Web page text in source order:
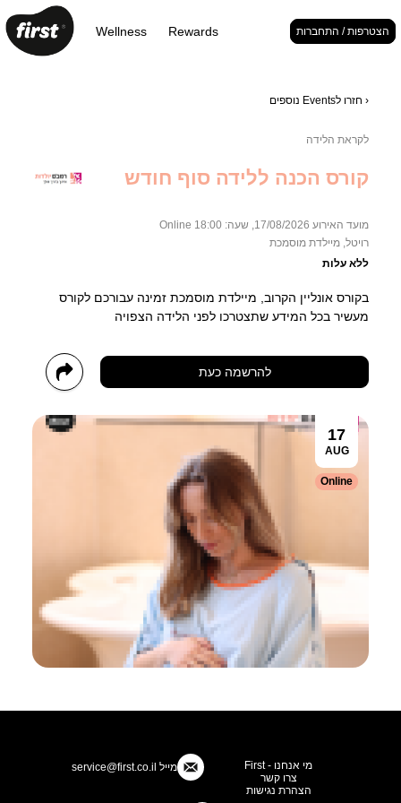
הצטרפות / התחברות Rewards
Wellness
‹ חזרו לEvents נוספים
לקראת הלידה
קורס הכנה ללידה סוף חודש
מועד האירוע 17/08/2026, שעה: 18:00
Online
רויטל, מיילדת מוסמכת
ללא עלות
בקורס אונליין הקרוב, מיילדת מוסמכת זמינה עבורכם לקורס
מעשיר בכל המידע שתצטרכו לפני הלידה הצפויה
להרשמה כעת
17
AUG
Online
מי אנחנו - First
צרו קשר
הצהרת נגישות
מייל service@first.co.il